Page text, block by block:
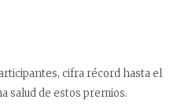
cifra récord hasta el
salud de estos premios.